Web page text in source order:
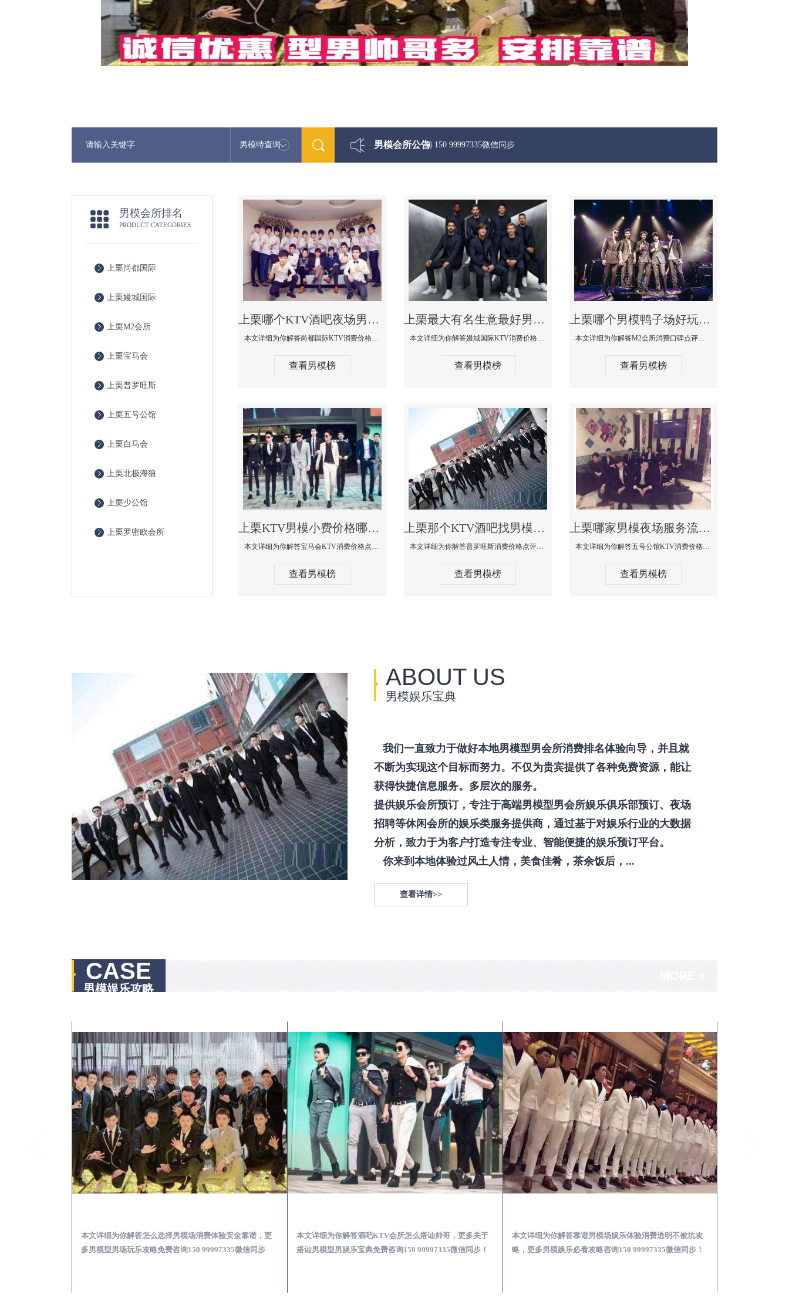
男模特查询 男模会所公告
最新男模娱乐资讯免费咨询 150 99997335微信同步
男模会所排名
PRODUCT CATEGORIES
上栗尚都国际
上栗嫚城国际
上栗M2会所
上栗宝马会
上栗普罗旺斯
上栗五号公馆
上栗白马会
上栗北极海狼
上栗少公馆
上栗罗密欧会所
上栗哪个KTV酒吧夜场男模公关型男最帅-尚都国际KTV消费价格点评
本文详细为你解答尚都国际KTV消费价格点评，更多关于哪个KTV酒吧夜场男模公关型男最帅免费咨询150 99997335微信同步
查看男模榜
上栗最大有名生意最好男模少爷场KTV体验-嫚城国际KTV消费价格点评
本文详细为你解答嫚城国际KTV消费价格口碑点评，更多关于最大有名生意最好男模少爷场KTV体验免费咨询150 99997335微信同步！
查看男模榜
上栗哪个男模鸭子场好玩陪酒服务好-M2会所KTV消费口碑点评
本文详细为你解答M2会所消费口碑点评，更多关于哪个男模鸭子场好玩陪酒服务好免费咨询150 99997335微信同步！
查看男模榜
上栗KTV男模小费价格哪家便宜-宝马会KTV消费口碑点评
本文详细为你解答宝马会KTV消费价格点评，更多关于KTV男模小费价格哪家便宜免费咨询150 99997335微信同步！
查看男模榜
上栗那个KTV酒吧找男模帅哥男妓多-普罗旺斯KTV真实口碑点评
本文详细为你解答普罗旺斯消费价格点评，更多关于那个KTV酒吧找男模帅哥最多免费咨询150 99997335微信同步！
查看男模榜
上栗哪家男模夜场服务流程全面-五号公馆KTV消费价格点评
本文详细为你解答五号公馆KTV消费价格，更多关于哪家男模夜场服务流程全面免费咨询150 99997335微信同步！
查看男模榜
ABOUT US
男模娱乐宝典
我们一直致力于做好本地男模型男会所消费排名体验向导，并且就
不断为实现这个目标而努力。不仅为贵宾提供了各种免费资源，能让
获得快捷信息服务。多层次的服务。
提供娱乐会所预订，专注于高端男模型男会所娱乐俱乐部预订、夜场
招聘等休闲会所的娱乐类服务提供商，通过基于对娱乐行业的大数据
分析，致力于为客户打造专注专业、智能便捷的娱乐预订平台。
你来到本地体验过风土人情，美食佳肴，茶余饭后，...
查看详情>>
CASE
男模娱乐攻略
本文详细为你解答怎么选择男模场消费体验安全靠谱，更
多男模型男场玩乐攻略免费咨询150 99997335微信同步
本文详细为你解答酒吧KTV会所怎么搭讪帅哥，更多关于
搭讪男模型男娱乐宝典免费咨询150 99997335微信同步！
本文详细为你解答靠谱男模场娱乐体验消费透明不被坑攻
略，更多男模娱乐必看攻略咨询150 99997335微信同步！